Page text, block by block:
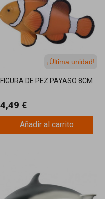
¡Última unidad!
FIGURA DE PEZ PAYASO 8CM
4,49 €
Añadir al carrito